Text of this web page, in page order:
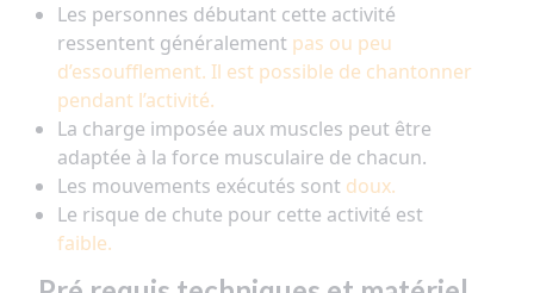
Les personnes débutant cette activité
ressentent généralement pas ou peu
d’essoufflement. Il est possible de chantonner
pendant l’activité.
La charge imposée aux muscles peut être
adaptée à la force musculaire de chacun.
Les mouvements exécutés sont doux.
Le risque de chute pour cette activité est
faible.